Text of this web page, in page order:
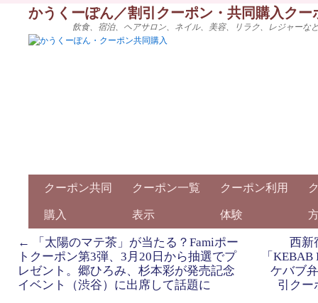
かうくーぽん／割引クーポン・共同購入ク
飲食、宿泊、ヘアサロン、ネイル、美容、リラク、レジャー
クーポン共同
購入
クーポン一覧
表示
クーポン利用
体験
←
「太陽のマテ茶」が当たる？Famiポー
トクーポン第3弾、3月20日から抽選でプ
レゼント。郷ひろみ、杉本彩が発売記念
イベント（渋谷）に出席して話題に
西新
「
ケバブ
引クー